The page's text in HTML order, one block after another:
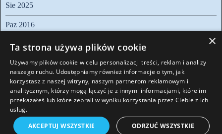
Sie 2025
Paz 2016
Budżet Plan zagospodarowania terenu Edukacja
Sesje Komisje Informacje
Sport rekreacja
Festyn
×
Ta strona używa plików cookie
Używamy plików cookie w celu personalizacji treści, reklam i analizy
naszego ruchu. Udostępniamy również informacje o tym, jak
korzystasz z naszej witryny, naszym partnerom reklamowym i
analitycznym, którzy mogą łączyć je z innymi informacjami, które im
przekazałeś lub które zebrali w wyniku korzystania przez Ciebie z ich
usług.
AKCEPTUJ WSZYSTKIE
ODRZUĆ WSZYSTKIE